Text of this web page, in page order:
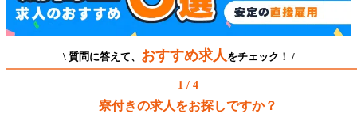
\ 質問に答えて、 おすすめ求人 をチェック！ /
1 / 4
寮付きの求人をお探しですか？